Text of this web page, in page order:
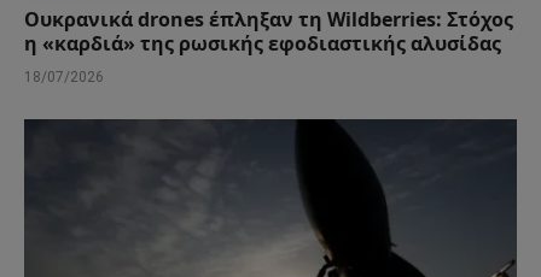
Ουκρανικά drones έπληξαν τη Wildberries: Στόχος
η «καρδιά» της ρωσικής εφοδιαστικής αλυσίδας
18/07/2026